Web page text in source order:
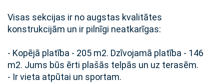
Visas sekcijas ir no augstas kvalitātes
konstrukcijām un ir pilnīgi neatkarīgas:
- Kopējā platība - 205 m2. Dzīvojamā platība - 146
m2. Jums būs ērti plašās telpās un uz terasēm.
- Ir vieta atpūtai un sportam.